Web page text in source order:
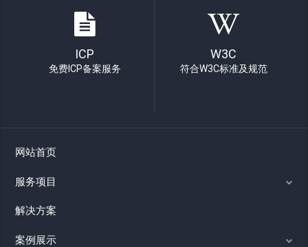
ICP
免费ICP备案服务
W3C
符合W3C标准及规范
网站首页
服务项目
解决方案
案例展示